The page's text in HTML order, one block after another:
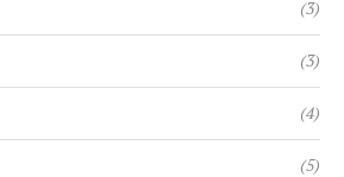
(3)
(3)
(4)
(5)